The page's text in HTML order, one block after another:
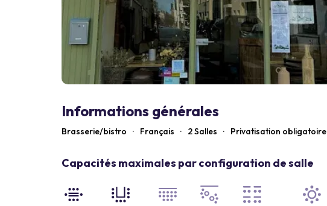
Informations générales
Brasserie/bistro · Français · 2 Salles · Privatisation obligatoire
Capacités maximales par configuration de salle